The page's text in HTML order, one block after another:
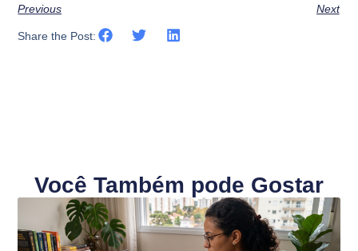
Previous Next
Share the Post:
Você Também pode Gostar